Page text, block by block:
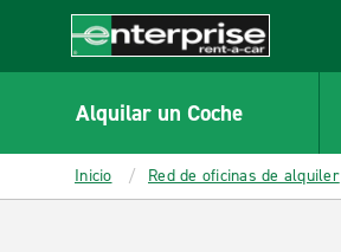
CONTENT
Enterprise
Alquilar un Coche
Inicio Red de oficinas de alquiler